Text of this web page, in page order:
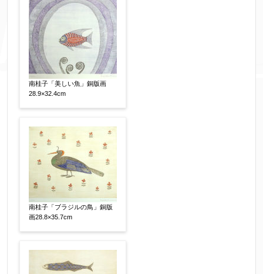
南桂子「美しい魚」銅版画
28.9×32.4cm
南桂子「ブラジルの鳥」銅版
画28.8×35.7cm